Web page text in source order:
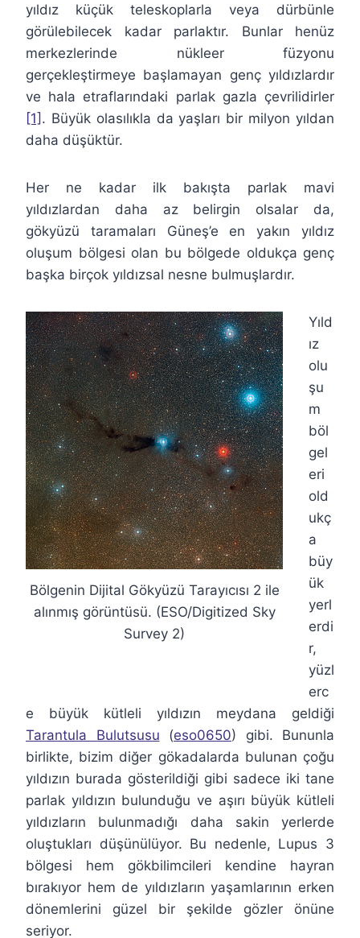
yıldız küçük teleskoplarla veya dürbünle
görülebilecek kadar parlaktır. Bunlar henüz
merkezlerinde nükleer füzyonu
gerçekleştirmeye başlamayan genç yıldızlardır
ve hala etraflarındaki parlak gazla çevrilidirler
[1] . Büyük olasılıkla da yaşları bir milyon yıldan
daha düşüktür.
Her ne kadar ilk bakışta parlak mavi
yıldızlardan daha az belirgin olsalar da,
gökyüzü taramaları Güneş’e en yakın yıldız
oluşum bölgesi olan bu bölgede oldukça genç
başka birçok yıldızsal nesne bulmuşlardır.
Bölgenin Dijital Gökyüzü Tarayıcısı 2 ile
alınmış görüntüsü. (ESO/Digitized Sky
Survey 2)
Yıld
ız
olu
şu
m
böl
gel
eri
old
ukç
a
büy
ük
yerl
erdi
r,
yüzl
erc
e büyük kütleli yıldızın meydana geldiği
Tarantula Bulutsusu (eso0650) gibi. Bununla
birlikte, bizim diğer gökadalarda bulunan çoğu
yıldızın burada gösterildiği gibi sadece iki tane
parlak yıldızın bulunduğu ve aşırı büyük kütleli
yıldızların bulunmadığı daha sakin yerlerde
oluştukları düşünülüyor. Bu nedenle, Lupus 3
bölgesi hem gökbilimcileri kendine hayran
bırakıyor hem de yıldızların yaşamlarının erken
dönemlerini güzel bir şekilde gözler önüne
seriyor.